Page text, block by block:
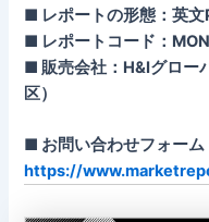
■ レポートの形態：英文
■ レポートコード：
■ 販売会社：H&Iグロー
区）
■ お問い合わせフォー
https://